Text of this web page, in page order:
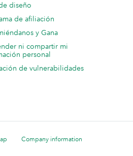
diseño
de afiliación
y Gana
ni compartir mi
personal
de vulnerabilidades
Company information